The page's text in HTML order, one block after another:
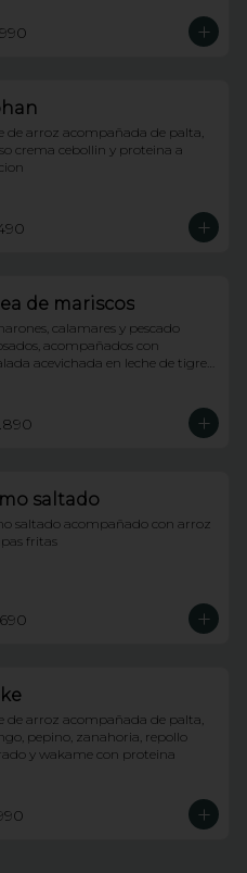
de arroz acompañada de palta,
crema cebollin y proteina a
de mariscos
calamares y pescado
acompañados con
acevichada en leche de tigre
saltado
saltado acompañado con arroz
fritas
de arroz acompañada de palta,
pepino, zanahoria, repollo
y wakame con proteina